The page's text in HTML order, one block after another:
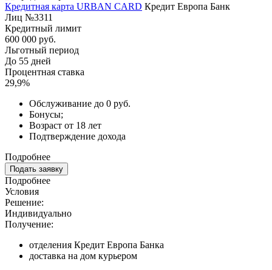
Кредитная карта URBAN CARD Кредит Европа Банк
Лиц №3311
Кредитный лимит
600 000 руб.
Льготный период
До 55 дней
Процентная ставка
29,9%
Обслуживание до 0 руб.
Бонусы;
Возраст от 18 лет
Подтверждение дохода
Подробнее
Подать заявку
Подробнее
Условия
Решение:
Индивидуально
Получение:
отделения Кредит Европа Банка
доставка на дом курьером